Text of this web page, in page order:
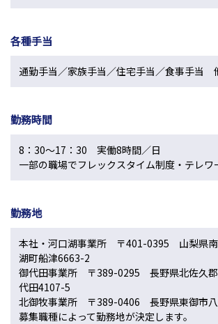
各種手当
通勤手当／家族手当／住宅手当／食事手当
勤務時間
8：30～17：30 実働8時間／日
一部の職場でフレックスタイム制度・テレワ
勤務地
本社・河口湖事業所 〒401-0395 山梨県南
湖町船津6663-2
御代田事業所 〒389-0295 長野県北佐久郡
代田4107-5
北御牧事業所 〒389-0406 長野県東御市
募集職種によって勤務地が決定します。